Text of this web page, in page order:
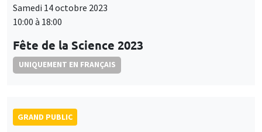
Samedi 14 octobre 2023
10:00 à 18:00
Fête de la Science 2023
UNIQUEMENT EN FRANÇAIS
GRAND PUBLIC